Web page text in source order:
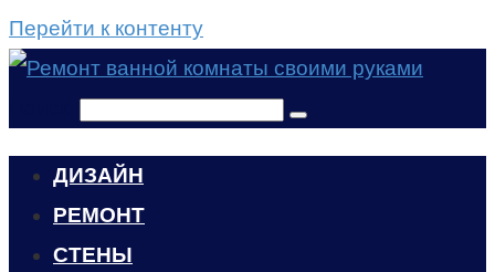
Перейти к контенту
ДИЗАЙН
РЕМОНТ
СТЕНЫ